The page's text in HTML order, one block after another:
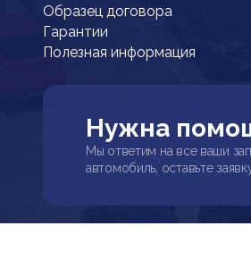
Образец договора
Гарантии
Полезная информация
Нужна
Мы ответим на все ваши
автомобиль, оставьте